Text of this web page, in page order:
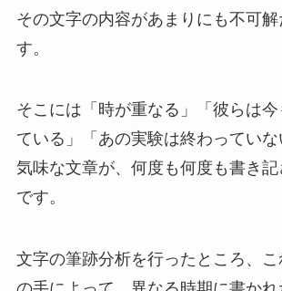
その文字の内容があまりにも不可
す。
そこには「時が重なる」「彼らは
ている」「あの実験は終わってい
気味な文章が、何度も何度も書き
です。
文字の筆跡分析を行ったところ、こ